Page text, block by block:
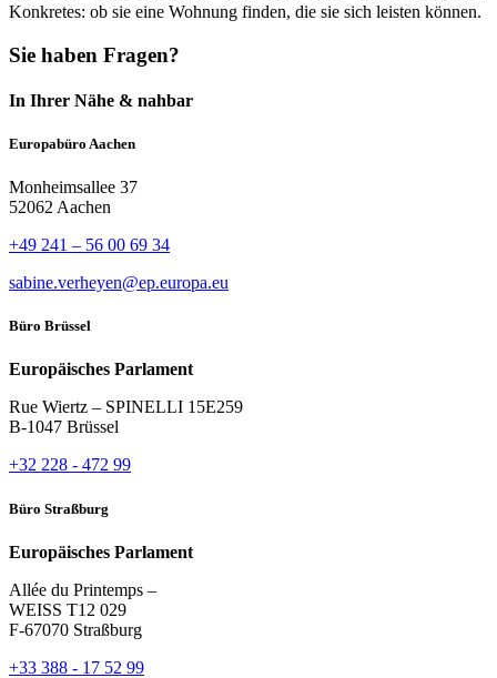
Konkretes: ob sie eine Wohnung finden, die sie sich leisten können.
Sie haben Fragen?
In Ihrer Nähe & nahbar
Europabüro Aachen
Monheimsallee 37
52062 Aachen
+49 241 – 56 00 69 34
sabine.verheyen@ep.europa.eu
Büro Brüssel
Europäisches Parlament
Rue Wiertz – SPINELLI 15E259
B-1047 Brüssel
+32 228 - 472 99
Büro Straßburg
Europäisches Parlament
Allée du Printemps –
WEISS T12 029
F-67070 Straßburg
+33 388 - 17 52 99